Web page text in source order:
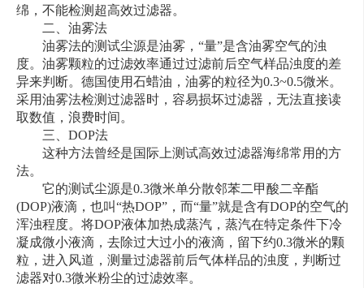
绵，不能检测超高效过滤器。
二、油雾法
油雾法的测试尘源是油雾，“量”是含油雾空气的浊
度。油雾颗粒的过滤效率通过过滤前后空气样品浊度的差
异来判断。德国使用石蜡油，油雾的粒径为0.3~0.5微米。
采用油雾法检测过滤器时，容易损坏过滤器，无法直接读
取数值，浪费时间。
三、DOP法
这种方法曾经是国际上测试高效过滤器海绵常用的方
法。
它的测试尘源是0.3微米单分散邻苯二甲酸二辛酯
(DOP)液滴，也叫“热DOP”，而“量”就是含有DOP的空气的
浑浊程度。将DOP液体加热成蒸汽，蒸汽在特定条件下冷
凝成微小液滴，去除过大过小的液滴，留下约0.3微米的颗
粒，进入风道，测量过滤器前后气体样品的浊度，判断过
滤器对0.3微米粉尘的过滤效率。